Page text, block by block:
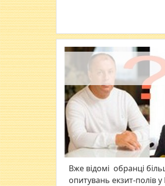
Вже відомі обранці
опитувань екзит-полів